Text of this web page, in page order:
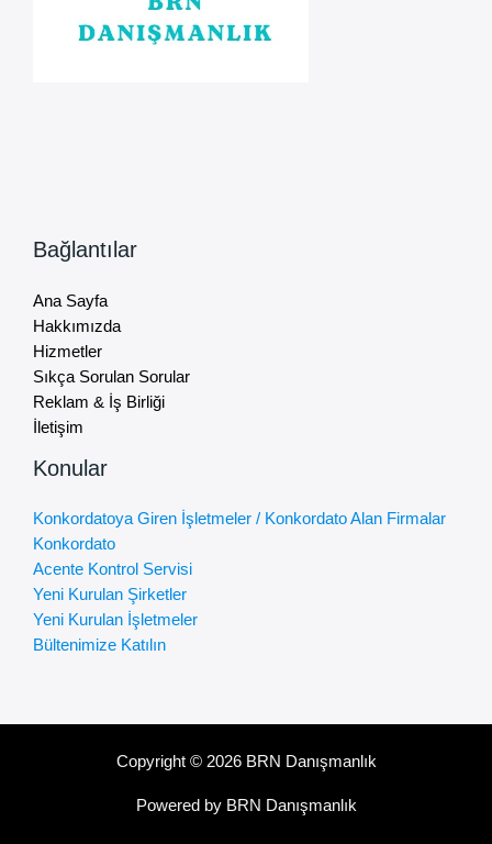
Bağlantılar
Ana Sayfa
Hakkımızda
Hizmetler
Sıkça Sorulan Sorular
Reklam & İş Birliği
İletişim
Konular
Konkordatoya Giren İşletmeler / Konkordato Alan Firmalar
Konkordato
Acente Kontrol Servisi
Yeni Kurulan Şirketler
Yeni Kurulan İşletmeler
Bültenimize Katılın
Copyright © 2026 BRN Danışmanlık
Powered by BRN Danışmanlık